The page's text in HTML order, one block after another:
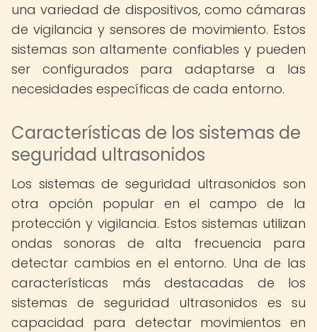
una variedad de dispositivos, como cámaras
de vigilancia y sensores de movimiento. Estos
sistemas son altamente confiables y pueden
ser configurados para adaptarse a las
necesidades específicas de cada entorno.
Características de los sistemas de
seguridad ultrasonidos
Los sistemas de seguridad ultrasonidos son
otra opción popular en el campo de la
protección y vigilancia. Estos sistemas utilizan
ondas sonoras de alta frecuencia para
detectar cambios en el entorno. Una de las
características más destacadas de los
sistemas de seguridad ultrasonidos es su
capacidad para detectar movimientos en